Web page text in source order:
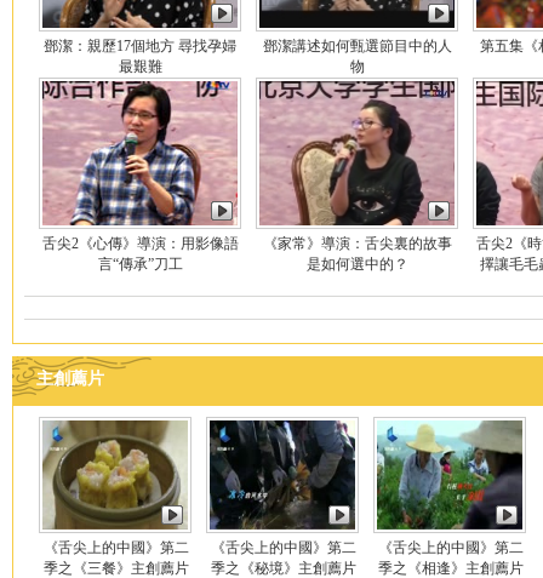
鄧潔：親歷17個地方 尋找孕婦
最艱難
鄧潔講述如何甄選節目中的人
物
第五集《
舌尖2《心傳》導演：用影像語
言“傳承”刀工
《家常》導演：舌尖裏的故事
是如何選中的？
舌尖2《
擇讓毛毛
主創薦片
《舌尖上的中國》第二
季之《三餐》主創薦片
《舌尖上的中國》第二
季之《秘境》主創薦片
《舌尖上的中國》第二
季之《相逢》主創薦片